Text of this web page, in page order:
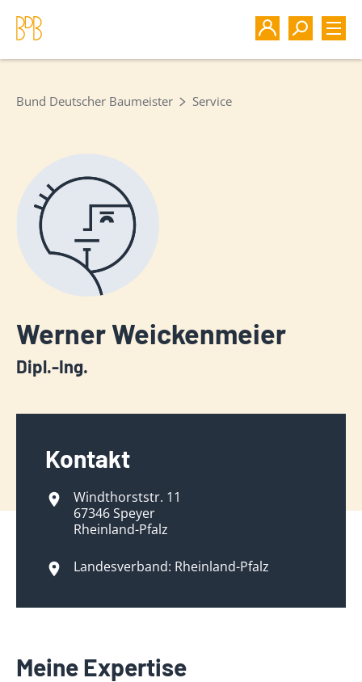
Bund Deutscher Baumeister Service
Werner Weickenmeier
Dipl.-Ing.
Kontakt
Windthorststr. 11
67346 Speyer
Rheinland-Pfalz
Landesverband: Rheinland-Pfalz
Meine Expertise